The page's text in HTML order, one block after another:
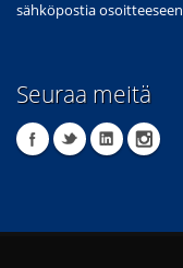
sähköpostia osoitteeseen
Seuraa meitä